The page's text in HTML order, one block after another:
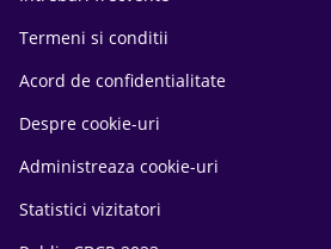
Termeni si conditii
Acord de confidentialitate
Despre cookie-uri
Administreaza cookie-uri
Statistici vizitatori